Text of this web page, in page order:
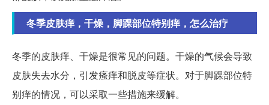
冬季皮肤痒，干燥，脚踝部位特别痒，怎么治疗
冬季的皮肤痒、干燥是很常见的问题。干燥的气候会导致
皮肤失去水分，引发瘙痒和脱皮等症状。对于脚踝部位特
别痒的情况，可以采取一些措施来缓解。